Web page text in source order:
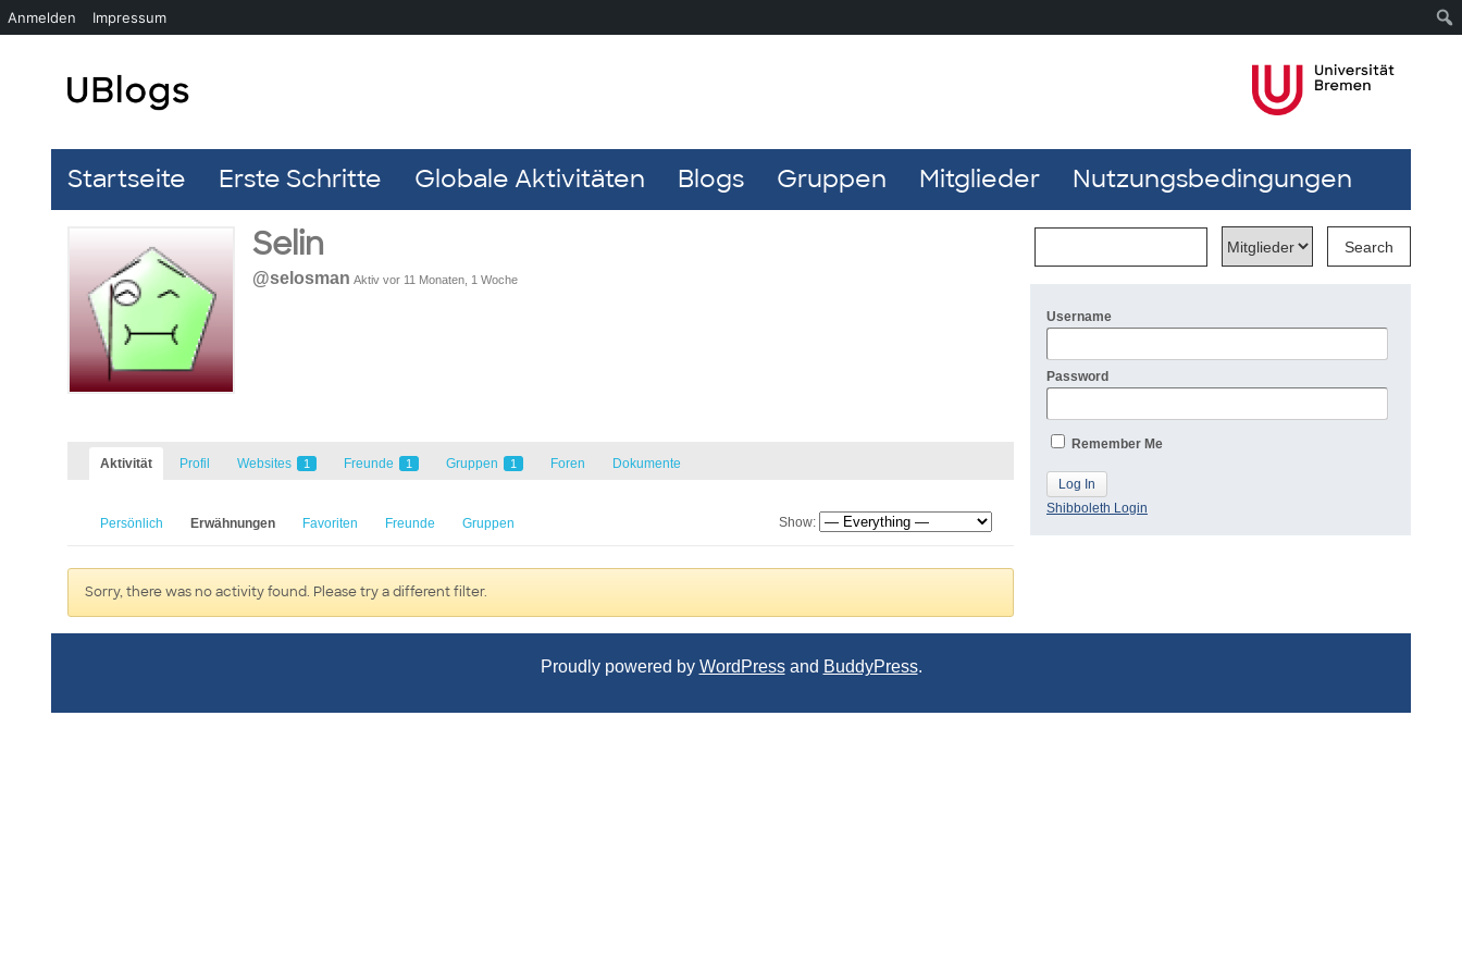
Startseite Erste Schritte Globale Aktivitäten Blogs Gruppen Mitglieder Nutzungsbedingungen
Selin
@selosman Aktiv vor 11 Monaten, 1 Woche
Aktivität Profil Websites 1 Freunde 1 Gruppen 1 Foren Dokumente
Persönlich Erwähnungen Favoriten Freunde Gruppen Show:
Sorry, there was no activity found. Please try a different filter.
Username
Password
Remember Me
Shibboleth Login
Proudly powered by WordPressand BuddyPress.
Anmelden Impressum